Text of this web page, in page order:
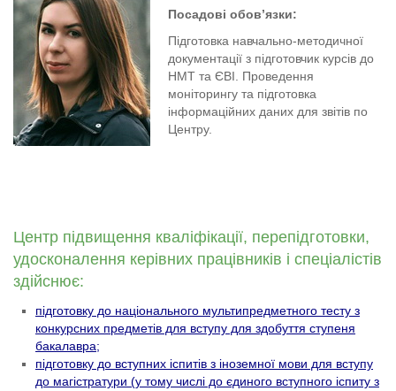
Посадові обов’язки:
Підготовка навчально-методичної
документації з підготовчик курсів до
НМТ та ЄВІ. Проведення
моніторингу та підготовка
інформаційних даних для звітів по
Центру.
Центр підвищення кваліфікації, перепідготовки,
удосконалення керівних працівників і спеціалістів
здійснює:
підготовку до національного мультипредметного тесту з
конкурсних предметів для вступу для здобуття ступеня
бакалавра;
підготовку до вступних іспитів з іноземної мови для вступу
до магістратури (у тому числі до єдиного вступного іспиту з